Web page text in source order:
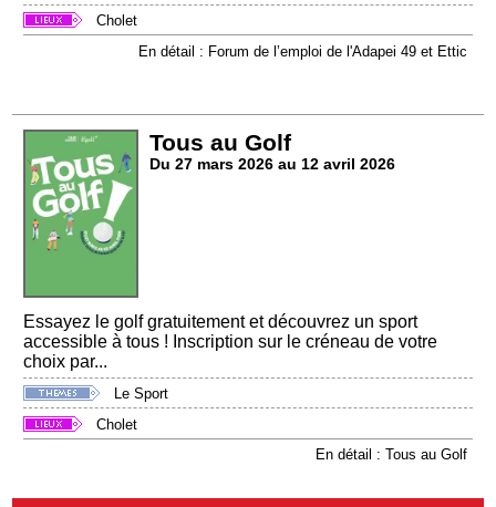
Cholet
En détail : Forum de l’emploi de l'Adapei 49 et Ettic
Tous au Golf
Du 27 mars 2026 au 12 avril 2026
Essayez le golf gratuitement et découvrez un sport
accessible à tous ! Inscription sur le créneau de votre
choix par...
Le Sport
Cholet
En détail : Tous au Golf